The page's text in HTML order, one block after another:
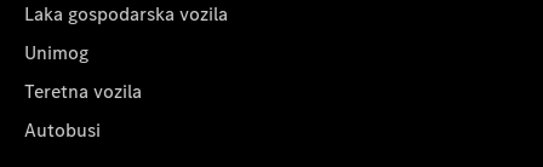
Laka gospodarska vozila
Unimog
Teretna vozila
Autobusi